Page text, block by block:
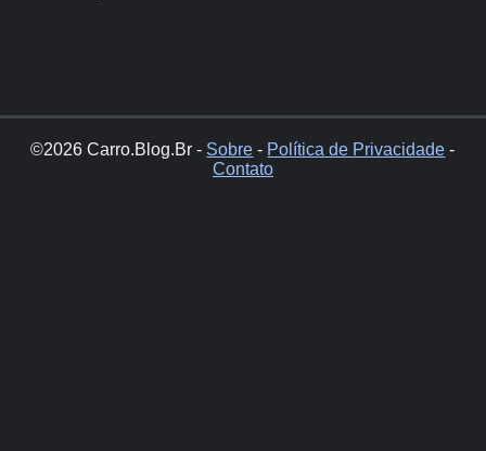
©2026 Carro.Blog.Br - Sobre - Política de Privacidade -
Contato